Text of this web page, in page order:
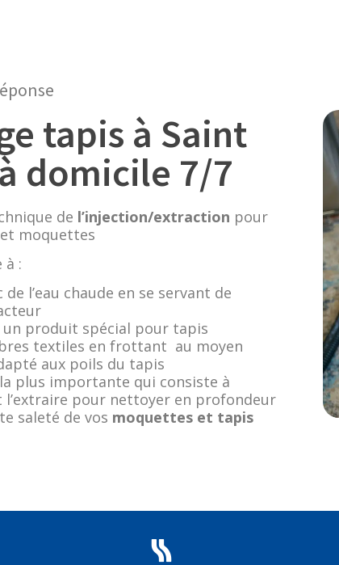
tapis à Saint
domicile 7/7
de l’injection/extraction pour
moquettes
à :
l’eau chaude en se servant de
un produit spécial pour tapis
textiles en frottant au moyen
aux poils du tapis
la plus importante qui consiste à
l’extraire pour nettoyer en profondeur
saleté de vos moquettes et tapis